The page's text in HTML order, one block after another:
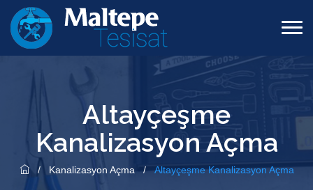
Altayçeşme
Kanalizasyon Açma
/ Kanalizasyon Açma / Altayçeşme Kanalizasyon Açma